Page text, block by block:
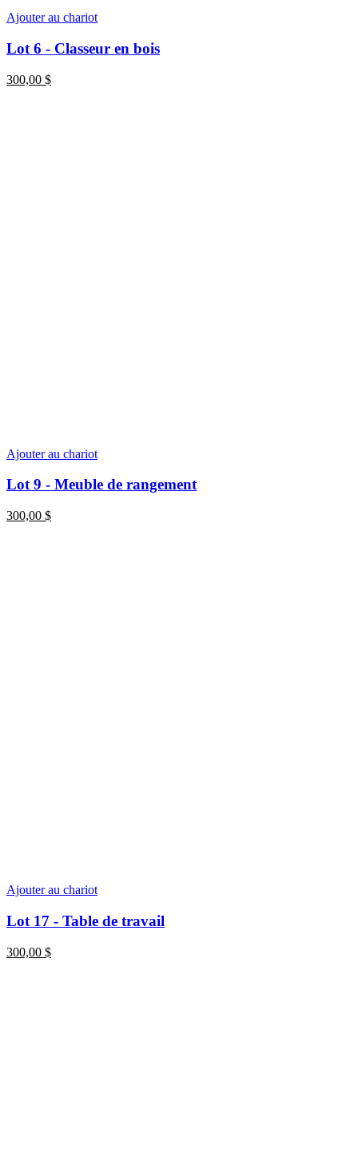
Ajouter au chariot
Lot 6 - Classeur en bois
300,00 $
Ajouter au chariot
Lot 9 - Meuble de rangement
300,00 $
Ajouter au chariot
Lot 17 - Table de travail
300,00 $